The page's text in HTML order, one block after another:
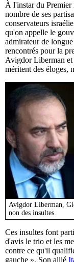
À l'instar du
nombre de ses
conservateurs
qu'on appelle le
admirateur de
rencontrés pour la
Avigdor Liberman et
méritent des éloges,
Avigdor Liberman,
non des insultes.
Ces insultes font
d'avis le trio et les
contre ce qu'il
gauche ». Son allié